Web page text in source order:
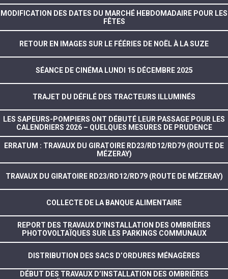
MODIFICATION DES DATES DU MARCHÉ HEBDOMADAIRE POUR LES
FÊTES
RETOUR EN IMAGES SUR LE FÉÉRIES DE NOËL À LA SUZE
SÉANCE DE CINÉMA LUNDI 15 DÉCEMBRE 2025
TRAJET DU DÉFILÉ DES TRACTEURS ILLUMINÉS
LES SAPEURS-POMPIERS ONT DÉBUTÉ LEUR PASSAGE POUR LES
CALENDRIERS 2026 – QUELQUES MESURES DE PRUDENCE
ERRATUM : TRAVAUX DU GIRATOIRE RD23/RD12/RD79 (ROUTE DE
MÉZERAY)
TRAVAUX DU GIRATOIRE RD23/RD12/RD79 (ROUTE DE MÉZERAY)
COLLECTE DE LA BANQUE ALIMENTAIRE
REPORT DES TRAVAUX D’INSTALLATION DES OMBRIÈRES
PHOTOVOLTAÏQUES SUR LES PARKINGS COMMUNAUX
DISTRIBUTION DES SACS D’ORDURES MÉNAGÈRES
DÉBUT DES TRAVAUX D’INSTALLATION DES OMBRIÈRES